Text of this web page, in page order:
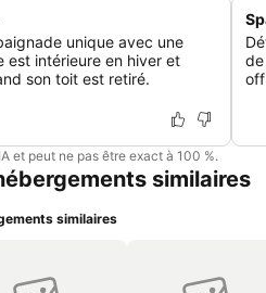
unique avec une
est intérieure en hiver et
son toit est retiré.
et peut ne pas être exact à 100 %.
similaires
similaires